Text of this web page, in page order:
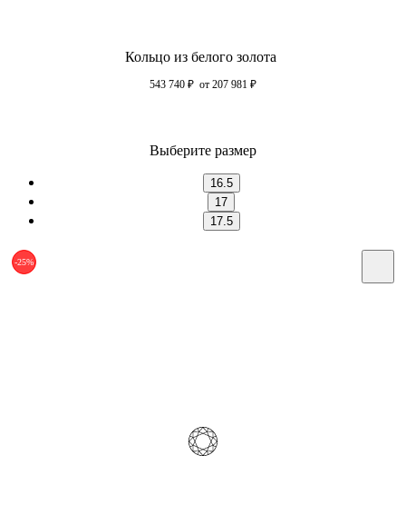
Кольцо из белого золота
543 740 ₽ от 207 981 ₽
Выберите размер
16.5
17
17.5
-25%